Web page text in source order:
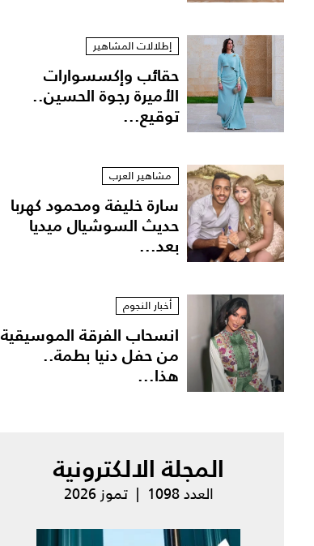
شمس الكويتية
إطلالات المشاهير
حقائب وإكسسوارات
الأميرة رجوة الحسين..
توقيع...
مشاهير العرب
سارة خليفة ومحمود كهربا
حديث السوشيال ميديا
بعد...
أخبار النجوم
انسحاب الفرقة الموسيقية
من حفل دنيا بطمة..
هذا...
المجلة الالكترونية
العدد 1098 | تموز 2026